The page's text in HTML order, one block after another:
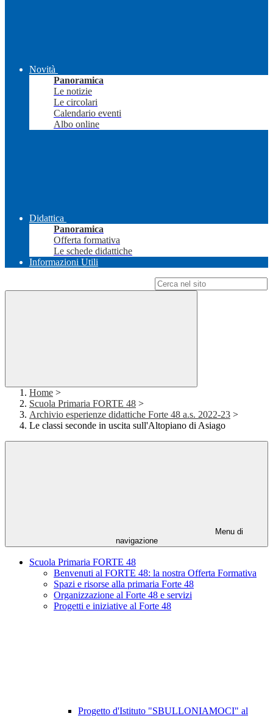
Novità
Panoramica
Le notizie
Le circolari
Calendario eventi
Albo online
Didattica
Panoramica
Offerta formativa
Le schede didattiche
Informazioni Utili
Home >
Scuola Primaria FORTE 48 >
Archivio esperienze didattiche Forte 48 a.s. 2022-23 >
Le classi seconde in uscita sull'Altopiano di Asiago
Menu di
navigazione
Scuola Primaria FORTE 48
Benvenuti al FORTE 48: la nostra Offerta Formativa
Spazi e risorse alla primaria Forte 48
Organizzazione al Forte 48 e servizi
Progetti e iniziative al Forte 48
Progetto d'Istituto "SBULLONIAMOCI" al